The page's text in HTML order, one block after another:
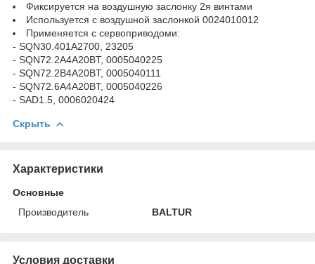
Фиксируется на воздушную заслонку 2я винтами
Используется с воздушной заслонкой 0024010012
Применяется с сервоприводоми:
- SQN30.401A2700, 23205
- SQN72.2A4A20BT, 0005040225
- SQN72.2B4A20BT, 0005040111
- SQN72.6A4A20BT, 0005040226
- SAD1.5, 0006020424
Скрыть
Характеристики
Основные
Производитель
BALTUR
Условия доставки